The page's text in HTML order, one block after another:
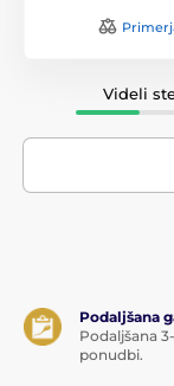
Videli
Podaljšana
Podaljšana
ponudbi.